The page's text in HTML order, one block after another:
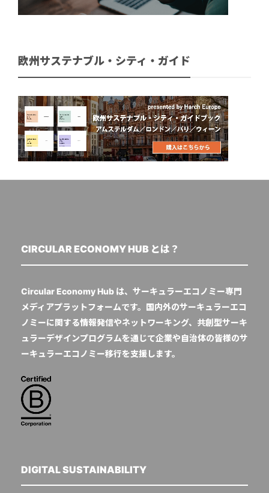
欧州サステナブル・シティ・ガイド
CIRCULAR ECONOMY HUB とは？
Circular Economy Hub は、サーキュラーエコノミー専門
メディアプラットフォームです。国内外のサーキュラーエコ
ノミーに関する情報発信やネットワーキング、共創型サーキ
ュラーデザインプログラムを通じて企業や自治体の皆様のサ
ーキュラーエコノミー移行を支援します。
DIGITAL SUSTAINABILITY